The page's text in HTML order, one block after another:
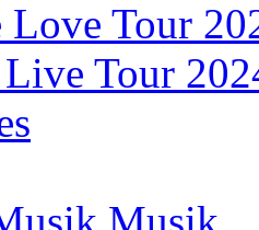
Love Tour
Tour
Musik